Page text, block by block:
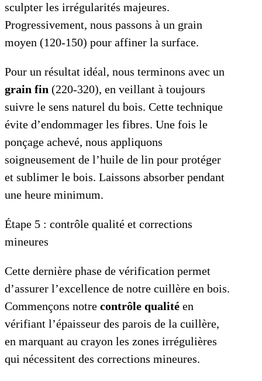
sculpter les irrégularités majeures.
Progressivement, nous passons à un grain
moyen (120-150) pour affiner la surface.
Pour un résultat idéal, nous terminons avec un
grain fin (220-320), en veillant à toujours
suivre le sens naturel du bois. Cette technique
évite d’endommager les fibres. Une fois le
ponçage achevé, nous appliquons
soigneusement de l’huile de lin pour protéger
et sublimer le bois. Laissons absorber pendant
une heure minimum.
Étape 5 : contrôle qualité et corrections
mineures
Cette dernière phase de vérification permet
d’assurer l’excellence de notre cuillère en bois.
Commençons notre contrôle qualité en
vérifiant l’épaisseur des parois de la cuillère,
en marquant au crayon les zones irrégulières
qui nécessitent des corrections mineures.